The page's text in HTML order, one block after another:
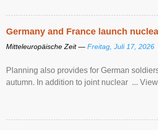
Germany and France launch
Mitteleuropäische Zeit — Freitag, Juli 17, 2026
Planning also provides for German
autumn. In addition to joint nuclear ...